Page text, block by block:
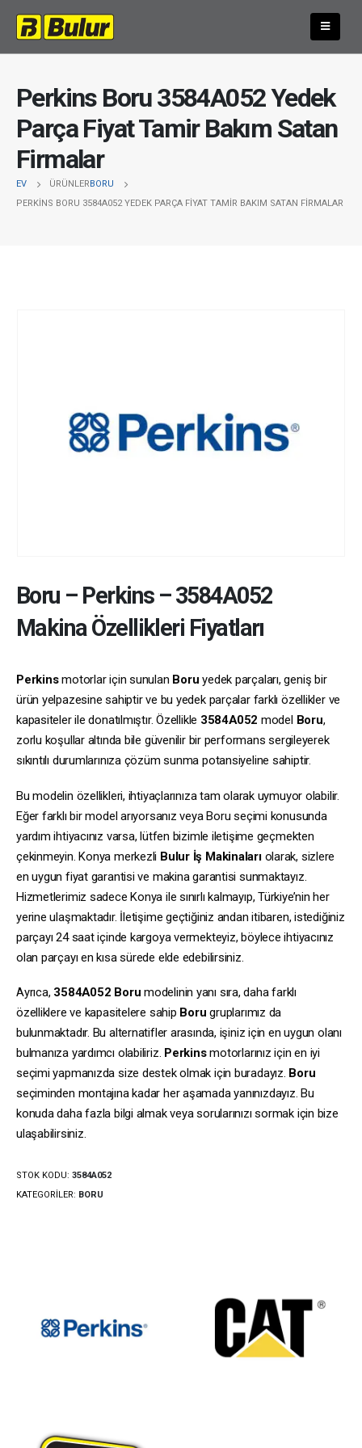
Perkins Boru 3584A052 Yedek
Parça Fiyat Tamir Bakım Satan
Firmalar
EV ÜRÜNLERBORU
PERKINS BORU 3584A052 YEDEK PARÇA FIYAT TAMIR BAKIM SATAN FIRMALAR
Boru – Perkins–3584A052
Makina Özellikleri Fiyatları
Perkinsmotorlar için sunulan Boru yedek parçaları, geniş bir
ürün yelpazesine sahiptir ve bu yedek parçalar farklı özellikler ve
kapasiteler ile donatılmıştır. Özellikle 3584A052 model Boru,
zorlu koşullar altında bile güvenilir bir performans sergileyerek
sıkıntılı durumlarınıza çözüm sunma potansiyeline sahiptir.
Bu modelin özellikleri, ihtiyaçlarınıza tam olarak uymuyor olabilir.
Eğer farklı bir model arıyorsanız veya Boru seçimi konusunda
yardım ihtiyacınız varsa, lütfen bizimle iletişime geçmekten
çekinmeyin. Konya merkezli Bulur İş Makinalarıolarak, sizlere
en uygun fiyat garantisi ve makina garantisi sunmaktayız.
Hizmetlerimiz sadece Konya ile sınırlı kalmayıp, Türkiye’nin her
yerine ulaşmaktadır. İletişime geçtiğiniz andan itibaren, istediğiniz
parçayı 24 saat içinde kargoya vermekteyiz, böylece ihtiyacınız
olan parçayı en kısa sürede elde edebilirsiniz.
Ayrıca, 3584A052 Boru modelinin yanı sıra, daha farklı
özelliklere ve kapasitelere sahip Boru gruplarımız da
bulunmaktadır. Bu alternatifler arasında, işiniz için en uygun olanı
bulmanıza yardımcı olabiliriz. Perkinsmotorlarınız için en iyi
seçimi yapmanızda size destek olmak için buradayız. Boru
seçiminden montajına kadar her aşamada yanınızdayız. Bu
konuda daha fazla bilgi almak veya sorularınızı sormak için bize
ulaşabilirsiniz.
STOK KODU: 3584A052
KATEGORILER: BORU